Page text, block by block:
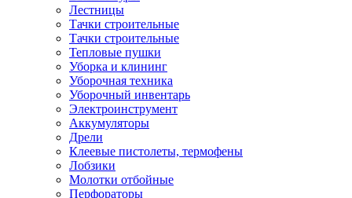
Лестницы
Тачки строительные
Тачки строительные
Тепловые пушки
Уборка и клининг
Уборочная техника
Уборочный инвентарь
Электроинструмент
Аккумуляторы
Дрели
Клеевые пистолеты, термофены
Лобзики
Молотки отбойные
Перфораторы